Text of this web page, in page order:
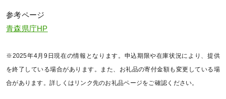
参考ページ
青森県庁HP
※2025年4月9日現在の情報となります。申込期限や在庫状況により、提供
を終了している場合があります。また、お礼品の寄付金額も変更している場
合があります。詳しくはリンク先のお礼品ページをご確認ください。